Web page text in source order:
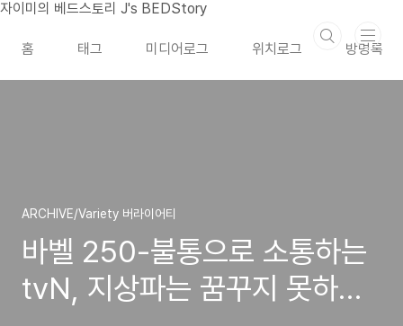
본문 바로가기
자이미의 베드스토리 J's BEDStory
홈 태그 미디어로그 위치로그 방명록
ARCHIVE/Variety 버라이어티
바벨 250-불통으로 소통하는
tvN, 지상파는 꿈꾸지 못하는